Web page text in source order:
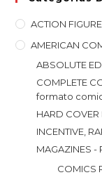
ACTION
AMERICAN
ABSOLUTE
COMPLETE
formato
HARD
INCENTIVE,
MAGAZINES -
COMICS